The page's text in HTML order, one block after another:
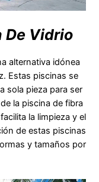
De Vidrio
alternativa idónea
Estas piscinas se
sola pieza para ser
la piscina de fibra
la limpieza y el
de estas piscinas
y tamaños por